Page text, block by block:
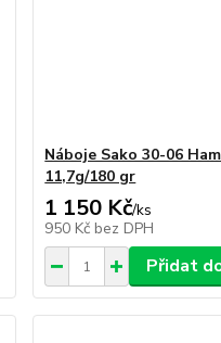
Náboje Sako 30-06
11,7g/180 gr
1 150 Kč/ks
950 Kč bez DPH
Přidat